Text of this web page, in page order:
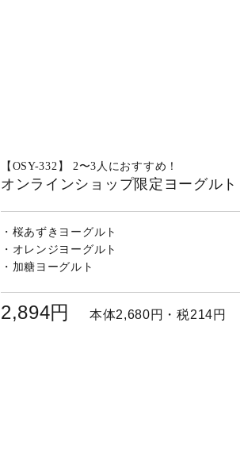
【OSY-332】 2〜3人におすすめ！
オンラインショップ限定ヨーグルト
・桜あずきヨーグルト
・オレンジヨーグルト
・加糖ヨーグルト
2,894円 本体2,680円・税214円